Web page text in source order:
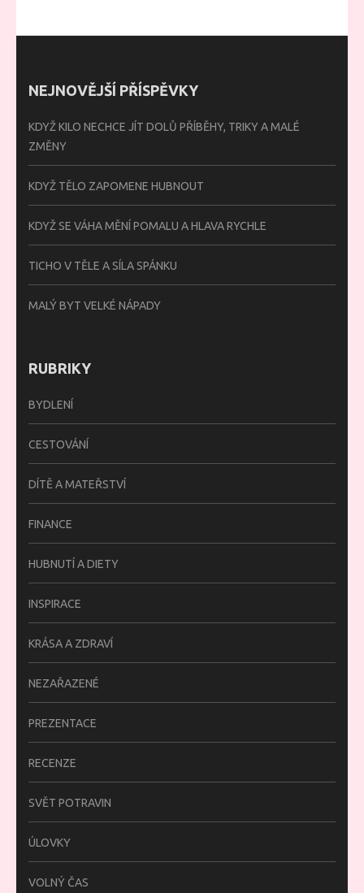
NEJNOVĚJŠÍ PŘÍSPĚVKY
KDYŽ KILO NECHCE JÍT DOLŮ PŘÍBĚHY, TRIKY A MALÉ
ZMĚNY
KDYŽ TĚLO ZAPOMENE HUBNOUT
KDYŽ SE VÁHA MĚNÍ POMALU A HLAVA RYCHLE
TICHO V TĚLE A SÍLA SPÁNKU
MALÝ BYT VELKÉ NÁPADY
RUBRIKY
BYDLENÍ
CESTOVÁNÍ
DÍTĚ A MATEŘSTVÍ
FINANCE
HUBNUTÍ A DIETY
INSPIRACE
KRÁSA A ZDRAVÍ
NEZAŘAZENÉ
PREZENTACE
RECENZE
SVĚT POTRAVIN
ÚLOVKY
VOLNÝ ČAS